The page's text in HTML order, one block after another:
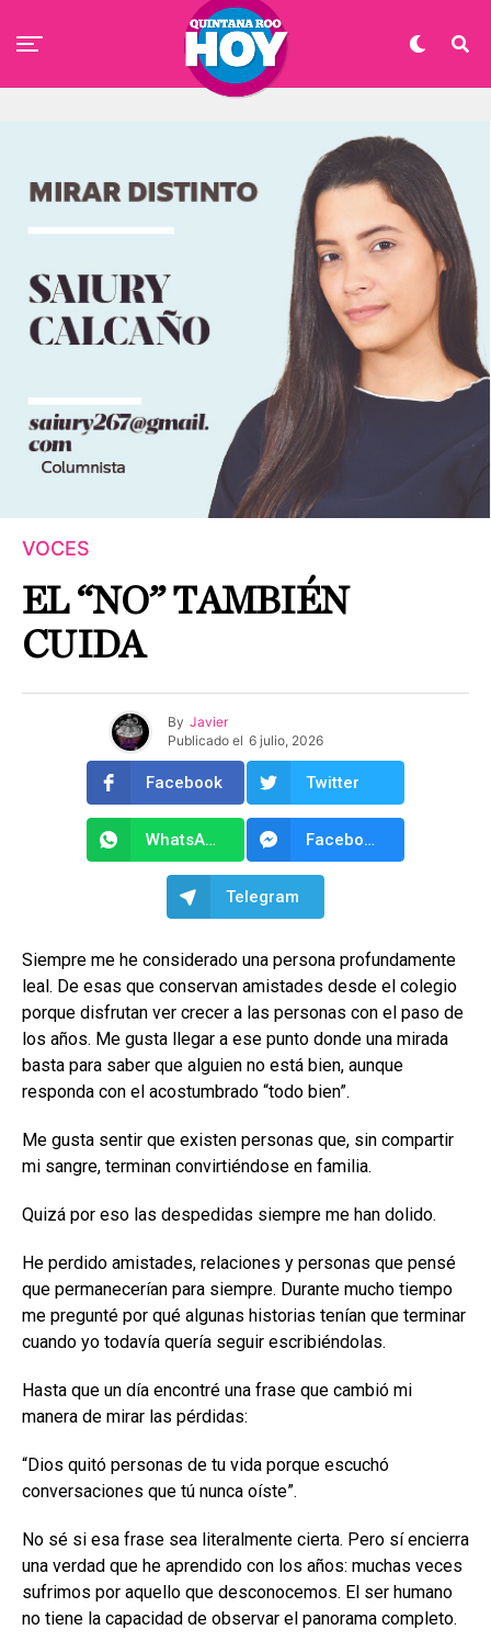
VOCES
EL “NO” TAMBIÉN
CUIDA
By Javier
Publicado el 6 julio, 2026
Facebook Twitter
WhatsApp Facebook Messenger
Telegram
Siempre me he considerado una persona profundamente
leal. De esas que conservan amistades desde el colegio
porque disfrutan ver crecer a las personas con el paso de
los años. Me gusta llegar a ese punto donde una mirada
basta para saber que alguien no está bien, aunque
responda con el acostumbrado “todo bien”.
Me gusta sentir que existen personas que, sin compartir
mi sangre, terminan convirtiéndose en familia.
Quizá por eso las despedidas siempre me han dolido.
He perdido amistades, relaciones y personas que pensé
que permanecerían para siempre. Durante mucho tiempo
me pregunté por qué algunas historias tenían que terminar
cuando yo todavía quería seguir escribiéndolas.
Hasta que un día encontré una frase que cambió mi
manera de mirar las pérdidas:
“Dios quitó personas de tu vida porque escuchó
conversaciones que tú nunca oíste”.
No sé si esa frase sea literalmente cierta. Pero sí encierra
una verdad que he aprendido con los años: muchas veces
sufrimos por aquello que desconocemos. El ser humano
no tiene la capacidad de observar el panorama completo.